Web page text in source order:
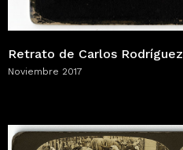
Retrato de Carlos Rodríguez
Noviembre 2017